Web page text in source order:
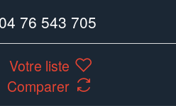
04 76 543 705
Votre liste
Comparer